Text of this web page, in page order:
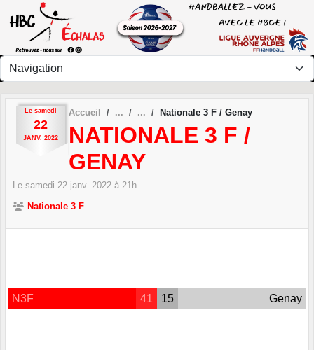
Le samedi
22
JANV. 2022
Accueil Nationale 3 F / Genay
NATIONALE 3 F /
GENAY
Le samedi 22 janv. 2022 à 21h
Nationale 3 F
N3F 41 15 Genay
Panneau de gestion des cookies